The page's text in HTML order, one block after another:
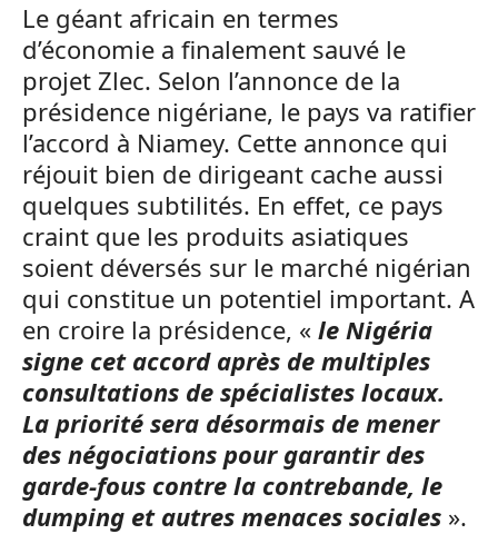
Le géant africain en termes
d’économie a finalement sauvé le
projet Zlec. Selon l’annonce de la
présidence nigériane, le pays va ratifier
l’accord à Niamey. Cette annonce qui
réjouit bien de dirigeant cache aussi
quelques subtilités. En effet, ce pays
craint que les produits asiatiques
soient déversés sur le marché nigérian
qui constitue un potentiel important. A
en croire la présidence, « le Nigéria
signe cet accord après de multiples
consultations de spécialistes locaux.
La priorité sera désormais de mener
des négociations pour garantir des
garde-fous contre la contrebande, le
dumping et autres menaces sociales ».